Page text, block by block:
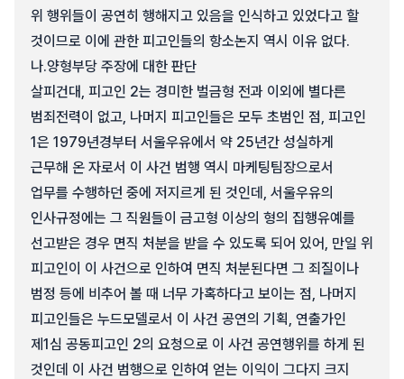
위 행위들이 공연히 행해지고 있음을 인식하고 있었다고 할
것이므로 이에 관한 피고인들의 항소논지 역시 이유 없다.
나.양형부당 주장에 대한 판단
살피건대, 피고인 2는 경미한 벌금형 전과 이외에 별다른
범죄전력이 없고, 나머지 피고인들은 모두 초범인 점, 피고인
1은 1979년경부터 서울우유에서 약 25년간 성실하게
근무해 온 자로서 이 사건 범행 역시 마케팅팀장으로서
업무를 수행하던 중에 저지르게 된 것인데, 서울우유의
인사규정에는 그 직원들이 금고형 이상의 형의 집행유예를
선고받은 경우 면직 처분을 받을 수 있도록 되어 있어, 만일 위
피고인이 이 사건으로 인하여 면직 처분된다면 그 죄질이나
범정 등에 비추어 볼 때 너무 가혹하다고 보이는 점, 나머지
피고인들은 누드모델로서 이 사건 공연의 기획, 연출가인
제1심 공동피고인 2의 요청으로 이 사건 공연행위를 하게 된
것인데 이 사건 범행으로 인하여 얻는 이익이 그다지 크지